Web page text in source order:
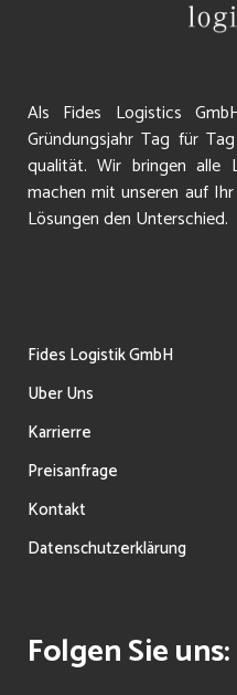
Als Fides Logistics
Gründungsjahr Tag für
qualität. Wir bringen alle
machen mit unseren auf
Lösungen den Unterschied.
Fides Logistik GmbH
Uber Uns
Karrierre
Preisanfrage
Kontakt
Datenschutzerklärung
Folgen Sie uns: